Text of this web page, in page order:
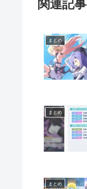
関連記事
まとめ
まとめ
まとめ